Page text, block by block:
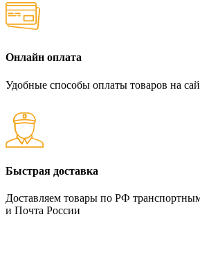
Онлайн оплата
Удобные способы оплаты товаров на
Быстрая доставка
Доставляем товары по РФ
и Почта России